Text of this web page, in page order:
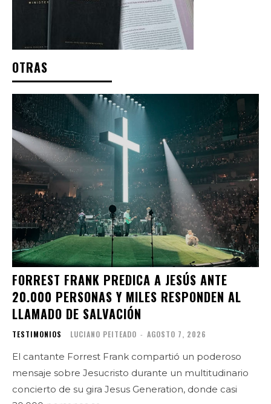
OTRAS
FORREST FRANK PREDICA A JESÚS ANTE
20.000 PERSONAS Y MILES RESPONDEN AL
LLAMADO DE SALVACIÓN
TESTIMONIOS LUCIANO PEITEADO - AGOSTO 7, 2026
El cantante Forrest Frank compartió un poderoso
mensaje sobre Jesucristo durante un multitudinario
concierto de su gira Jesus Generation, donde casi